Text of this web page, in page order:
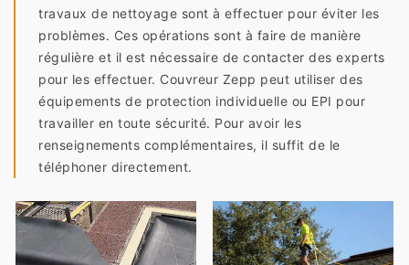
travaux de nettoyage sont à effectuer pour éviter les
problèmes. Ces opérations sont à faire de manière
régulière et il est nécessaire de contacter des experts
pour les effectuer. Couvreur Zepp peut utiliser des
équipements de protection individuelle ou EPI pour
travailler en toute sécurité. Pour avoir les
renseignements complémentaires, il suffit de le
téléphoner directement.